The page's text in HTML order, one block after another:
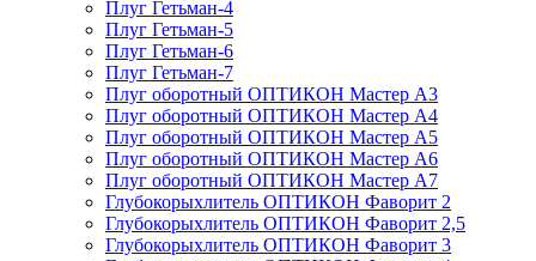
Плуг Гетьман-4
Плуг Гетьман-5
Плуг Гетьман-6
Плуг Гетьман-7
Плуг оборотный ОПТИКОН Мастер А3
Плуг оборотный ОПТИКОН Мастер А4
Плуг оборотный ОПТИКОН Мастер А5
Плуг оборотный ОПТИКОН Мастер А6
Плуг оборотный ОПТИКОН Мастер А7
Глубокорыхлитель ОПТИКОН Фаворит 2
Глубокорыхлитель ОПТИКОН Фаворит 2,5
Глубокорыхлитель ОПТИКОН Фаворит 3